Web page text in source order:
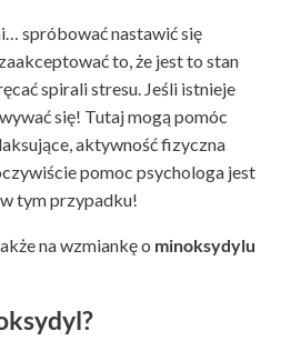
spróbować nastawić się
to, że jest to stan
spirali stresu. Jeśli istnieje
się! Tutaj mogą pomóc
aktywność fizyczna
pomoc psychologa jest
tym przypadku!
na wzmiankę o minoksydylu